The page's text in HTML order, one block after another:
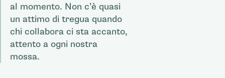
al momento. Non c’è quasi
un attimo di tregua quando
chi collabora ci sta accanto,
attento a ogni nostra
mossa.